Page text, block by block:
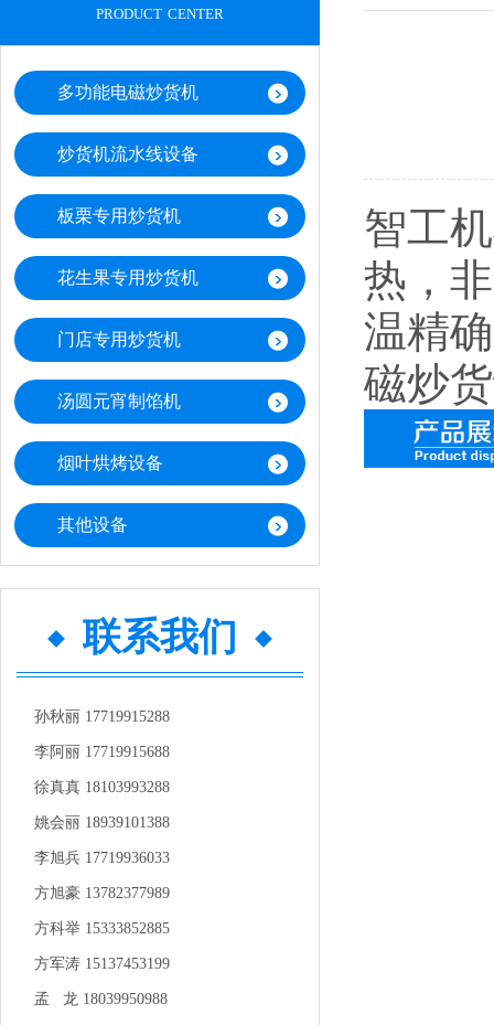
product center
多功能电磁炒货机
炒货机流水线设备
板栗专用炒货机
花生果专用炒货机
门店专用炒货机
汤圆元宵制馅机
烟叶烘烤设备
其他设备
联系我们
孙秋丽 17719915288
李阿丽 17719915688
徐真真 18103993288
姚会丽 18939101388
李旭兵 17719936033
方旭豪 13782377989
方科举 15333852885
方军涛 15137453199
孟 龙 18039950988
智工
热，
温精
磁炒